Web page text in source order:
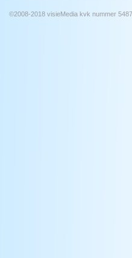
©2008-2018 visieMedia kvk nummer